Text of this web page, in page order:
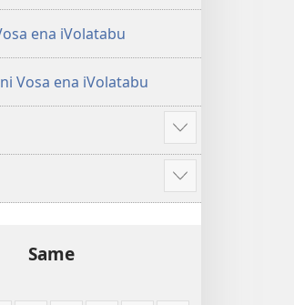
ena iVolatabu
Vosa ena iVolatabu
Show
more
Show
more
Same